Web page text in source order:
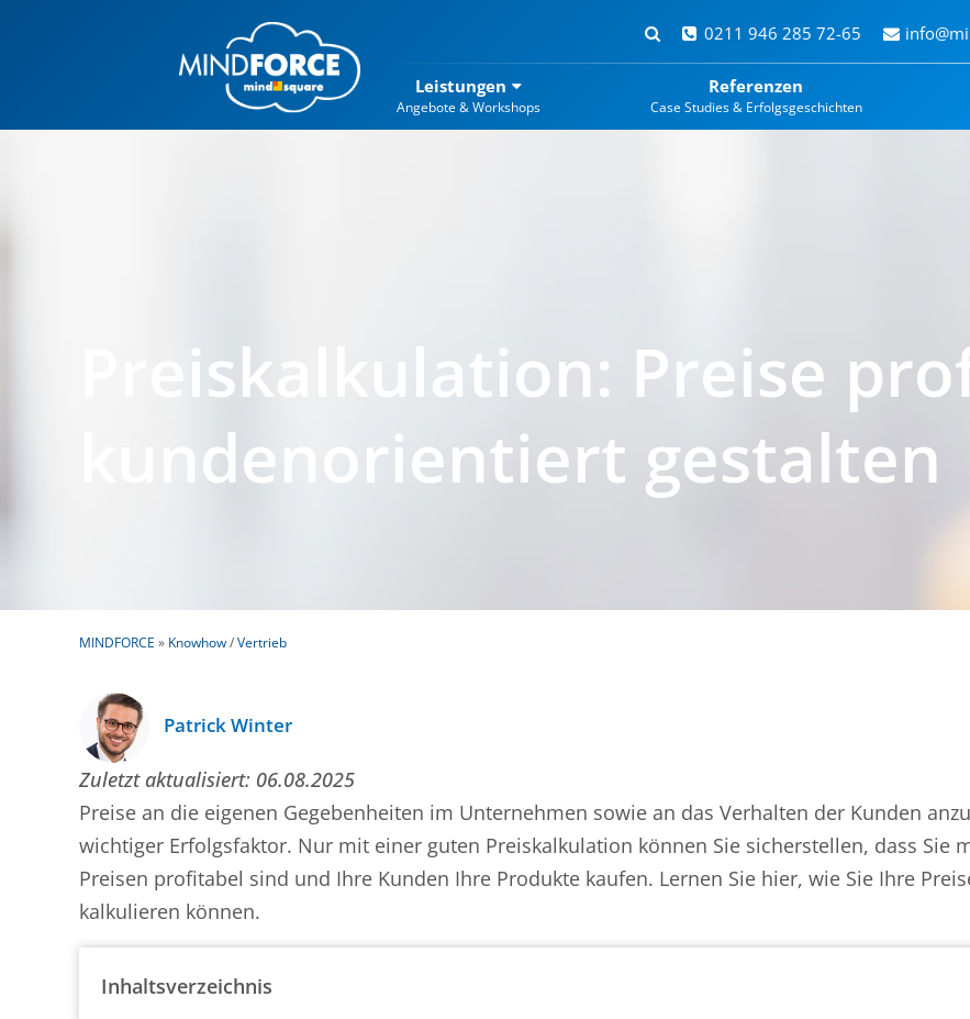
0211 946 285 72-65
Leistungen
Angebote & Workshops
Referenzen
Case Studies & Erfolgsgeschichten
Preiskalkulation: Preise
kundenorientiert gestalten
MINDFORCE » Knowhow/Vertrieb
Patrick Winter
Zuletzt aktualisiert: 06.08.2025
Preise an die eigenen Gegebenheiten im Unternehmen sowie an das Verhalten der Kunden
wichtiger Erfolgsfaktor. Nur mit einer guten Preiskalkulation können Sie sicherstellen, dass Sie
Preisen profitabel sind und Ihre Kunden Ihre Produkte kaufen. Lernen Sie hier, wie Sie Ihre
kalkulieren können.
Inhaltsverzeichnis